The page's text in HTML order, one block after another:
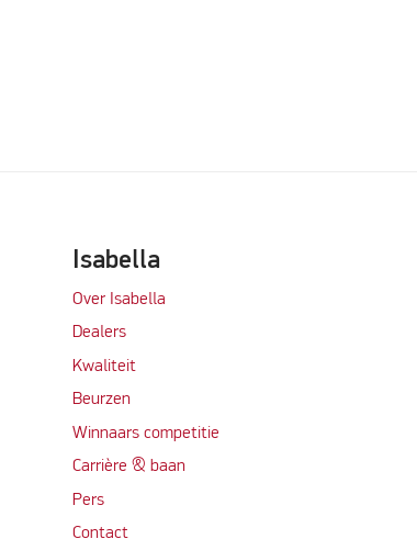
Isabella
Over Isabella
Dealers
Kwaliteit
Beurzen
Winnaars competitie
Carrière & baan
Pers
Contact